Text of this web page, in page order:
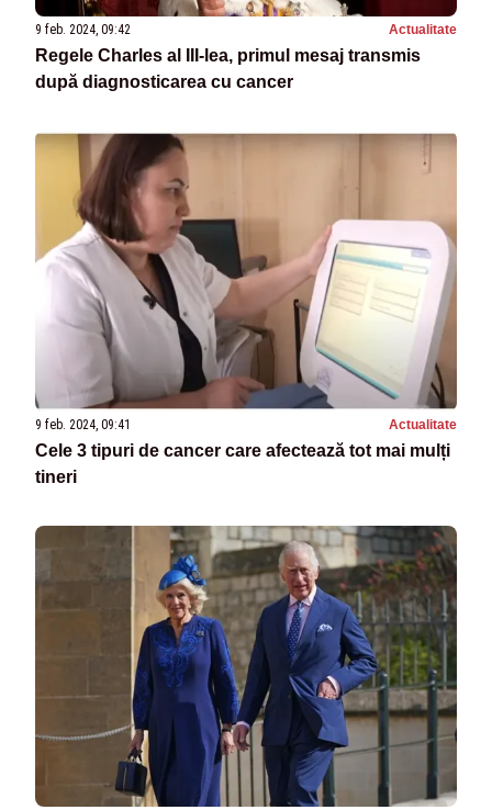
9 feb. 2024, 09:42 Actualitate
Regele Charles al III-lea, primul mesaj transmis
după diagnosticarea cu cancer
9 feb. 2024, 09:41 Actualitate
Cele 3 tipuri de cancer care afectează tot mai mulți
tineri